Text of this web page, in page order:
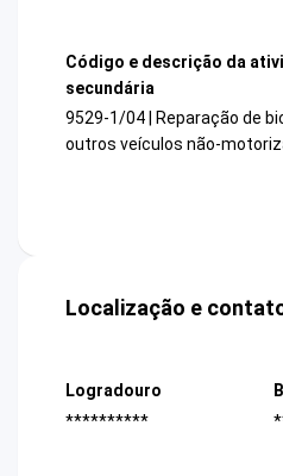
Código e descrição da
secundária
9529-1/04 | Reparação de
outros veículos não-
Localização e
Logradouro
**********